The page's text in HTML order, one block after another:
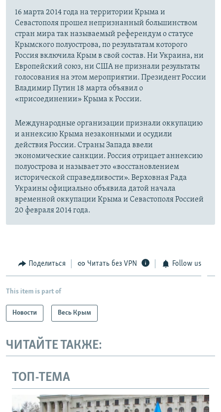
16 марта 2014 года на территории Крыма и
Севастополя прошел непризнанный большинством
стран мира так называемый референдум о статусе
Крымского полуострова, по результатам которого
Россия включила Крым в свой состав. Ни Украина, ни
Европейский союз, ни США не признали результаты
голосования на этом мероприятии. Президент России
Владимир Путин 18 марта объявил о
«присоединении» Крыма к России.
Международные организации признали оккупацию
и аннексию Крыма незаконными и осудили
действия России. Страны Запада ввели
экономические санкции. Россия отрицает аннексию
полуострова и называет это «восстановлением
исторической справедливости». Верховная Рада
Украины официально объявила датой начала
временной оккупации Крыма и Севастополя Россией
20 февраля 2014 года.
Поделиться Читать без VPN Follow us
This item is part of
Новости Весь Крым
ЧИТАЙТЕ ТАКЖЕ:
ТОП-ТЕМА